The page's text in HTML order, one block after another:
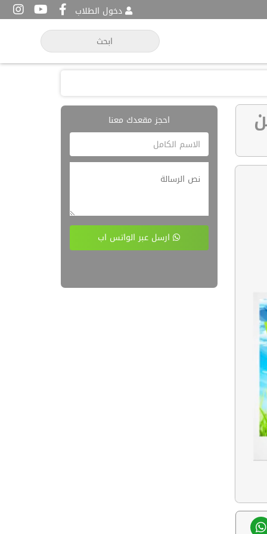
دخول الطلاب
احجز مقعدك معنا
ارسل عبر الواتس اب